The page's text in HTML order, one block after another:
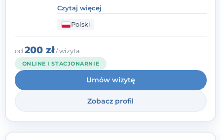
Dodatkowo mam kwalifikacje mediatora,
specjalizując się w sprawach rodzinnych,
cywilnych oraz karnych.
Czytaj więcej
Polski
od 200 zł/ wizyta
ONLINE I STACJONARNIE
Umów wizytę
Zobacz profil